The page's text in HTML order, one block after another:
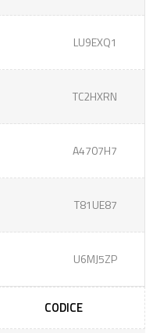
LU9EXQ1
TC2HXRN
A4707H7
T81UE87
U6MJ5ZP
CODICE